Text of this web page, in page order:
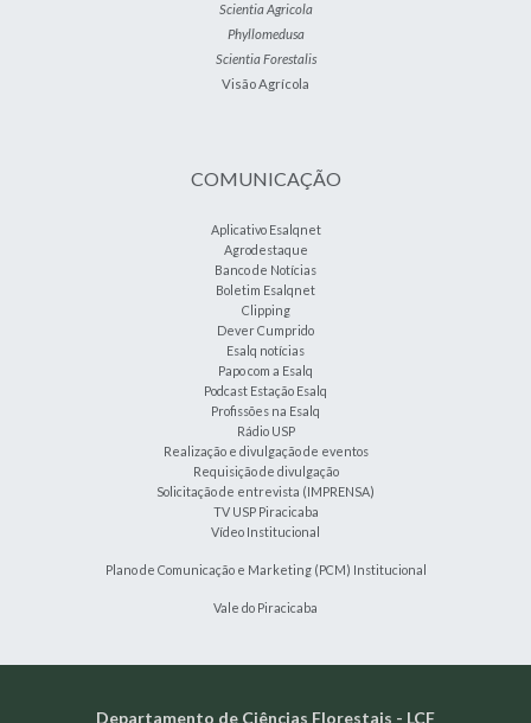
Scientia Agricola
Phyllomedusa
Scientia Forestalis
Visão Agrícola
COMUNICAÇÃO
Aplicativo Esalqnet
Agrodestaque
Banco de Notícias
Boletim Esalqnet
Clipping
Dever Cumprido
Esalq notícias
Papo com a Esalq
Podcast Estação Esalq
Profissões na Esalq
Rádio USP
Realização e divulgação de eventos
Requisição de divulgação
Solicitação de entrevista (IMPRENSA)
TV USP Piracicaba
Vídeo Institucional
Plano de Comunicação e Marketing (PCM) Institucional
Vale do Piracicaba
Departamento de Ciências Florestais - LCF